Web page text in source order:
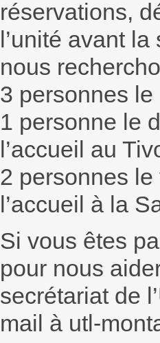
réservations,
l’unité avant
nous
3 personnes
1 personne le
l’accueil au
2 personnes
l’accueil à la
Si vous êtes
pour nous
secrétariat de
mail à utl-